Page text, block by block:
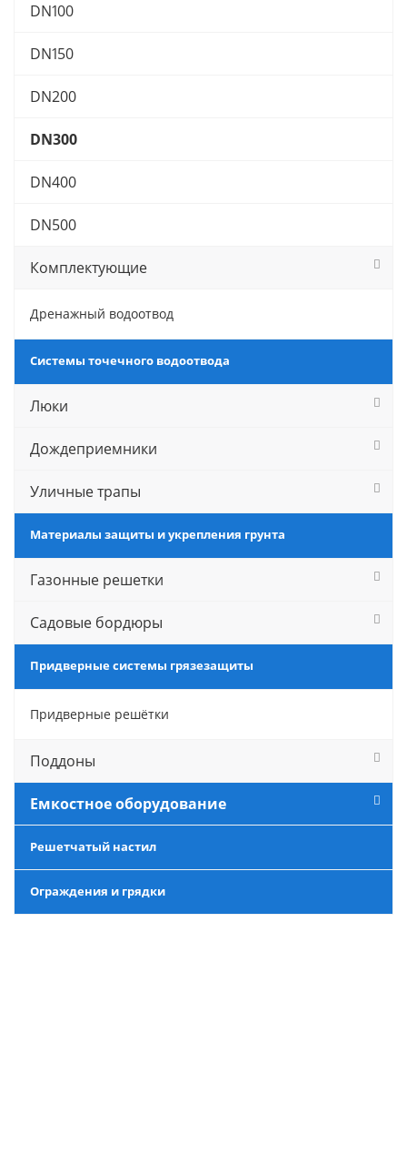
DN100
DN150
DN200
DN300
DN400
DN500
Комплектующие
Дренажный водоотвод
Системы точечного водоотвода
Люки
Дождеприемники
Уличные трапы
Материалы защиты и укрепления грунта
Газонные решетки
Садовые бордюры
Придверные системы грязезащиты
Придверные решётки
Поддоны
Емкостное оборудование
Решетчатый настил
Ограждения и грядки